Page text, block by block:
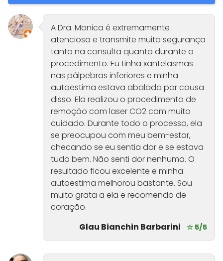
A Dra. Monica é extremamente
atenciosa e transmite muita segurança
tanto na consulta quanto durante o
procedimento. Eu tinha xantelasmas
nas pálpebras inferiores e minha
autoestima estava abalada por causa
disso. Ela realizou o procedimento de
remoção com laser CO2 com muito
cuidado. Durante todo o processo, ela
se preocupou com meu bem-estar,
checando se eu sentia dor e se estava
tudo bem. Não senti dor nenhuma. O
resultado ficou excelente e minha
autoestima melhorou bastante. Sou
muito grata a ela e recomendo de
coração.
Glau Bianchin Barbarini
☆ 5/5